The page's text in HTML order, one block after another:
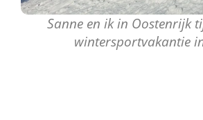
Sanne en ik in Oostenrijk
wintersportvakantie